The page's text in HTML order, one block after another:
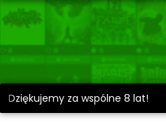
Dziękujemy za wspólne 8 lat!